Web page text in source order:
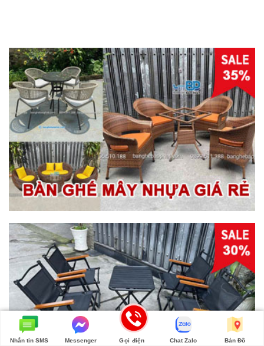
Bản Đồ
Chat Zalo
Gọi điện
Messenger
Nhắn tin SMS